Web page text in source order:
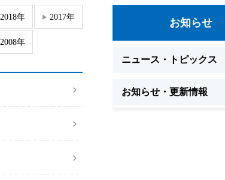
2018年 2017年
2008年
お知らせ
ニュース・トピックス
お知らせ・更新情報